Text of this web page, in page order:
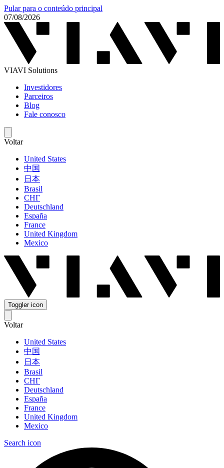
Pular para o conteúdo principal
07/08/2026
VIAVI Solutions
Investidores
Parceiros
Blog
Fale conosco
Voltar
United States
中国
日本
Brasil
СНГ
Deutschland
España
France
United Kingdom
Mexico
Toggler icon
Voltar
United States
中国
日本
Brasil
СНГ
Deutschland
España
France
United Kingdom
Mexico
Search icon